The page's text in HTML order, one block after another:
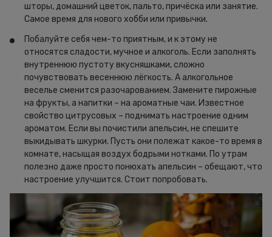
шторы, домашний цветок, пальто, причёска или занятие.
Самое время для нового хобби или привычки.
Побалуйте себя чем-то приятным, и к этому не
относятся сладости, мучное и алкоголь. Если заполнять
внутреннюю пустоту вкусняшками, сложно
почувствовать весеннюю лёгкость. А алкогольное
веселье сменится разочарованием. Замените пирожные
на фрукты, а напитки – на ароматные чаи. Известное
свойство цитрусовых – поднимать настроение одним
ароматом. Если вы почистили апельсин, не спешите
выкидывать шкурки. Пусть они полежат какое-то время в
комнате, насыщая воздух бодрыми нотками. По утрам
полезно даже просто понюхать апельсин – обещают, что
настроение улучшится. Стоит попробовать.